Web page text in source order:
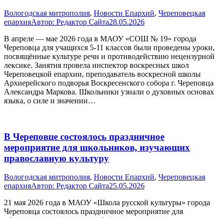
Вологодская митрополия, Новости Епархий, Череповецкая
епархияАвтор: Редактор Сайта28.05.2026
В апреле — мае 2026 года в МАОУ «СОШ № 19» города
Череповца для учащихся 5-11 классов были проведены уроки,
посвящённые культуре речи и противодействию нецензурной
лексике. Занятия провела инспектор воскресных школ
Череповецкой епархии, преподаватель воскресной школы
Архиерейского подворья Воскресенского собора г. Череповца
Александра Маркова. Школьники узнали о духовных основах
языка, о силе и значении…
В Череповце состоялось праздничное
мероприятие для школьников, изучающих
православную культуру
Вологодская митрополия, Новости Епархий, Череповецкая
епархияАвтор: Редактор Сайта25.05.2026
21 мая 2026 года в МАОУ «Школа русской культуры» города
Череповца состоялось праздничное мероприятие для